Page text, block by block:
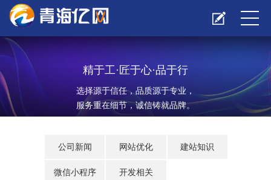
精于工·匠于心·品于行
选择源于信任，品质源于专业，
服务重在细节，诚信铸就品牌。
公司新闻 网站优化 建站知识
微信小程序 开发相关